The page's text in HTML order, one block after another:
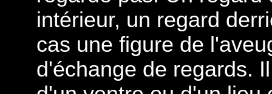
intérieur, un regard
cas une figure de
d'échange de regards.